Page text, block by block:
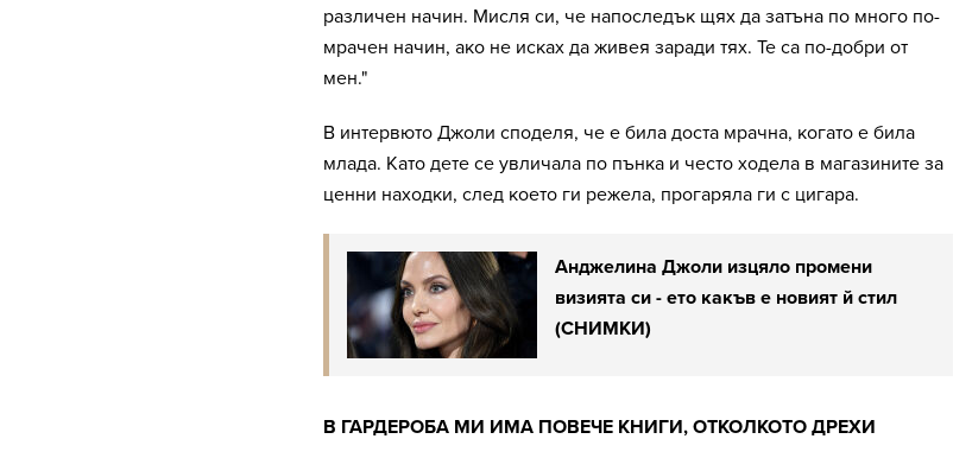
различен начин. Мисля си, че напоследък щях да затъна по много по-
мрачен начин, ако не исках да живея заради тях. Те са по-добри от
мен."
В интервюто Джоли споделя, че е била доста мрачна, когато е била
млада. Като дете се увличала по пънка и често ходела в магазините за
ценни находки, след което ги режела, прогаряла ги с цигара.
Анджелина Джоли изцяло промени
визията си - ето какъв е новият й стил
(СНИМКИ)
В ГАРДЕРОБА МИ ИМА ПОВЕЧЕ КНИГИ, ОТКОЛКОТО ДРЕХИ